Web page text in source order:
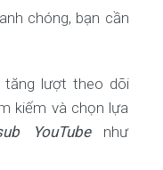
chóng, bạn cần
tăng lượt theo dõi
kiếm và chọn lựa
YouTubenhư